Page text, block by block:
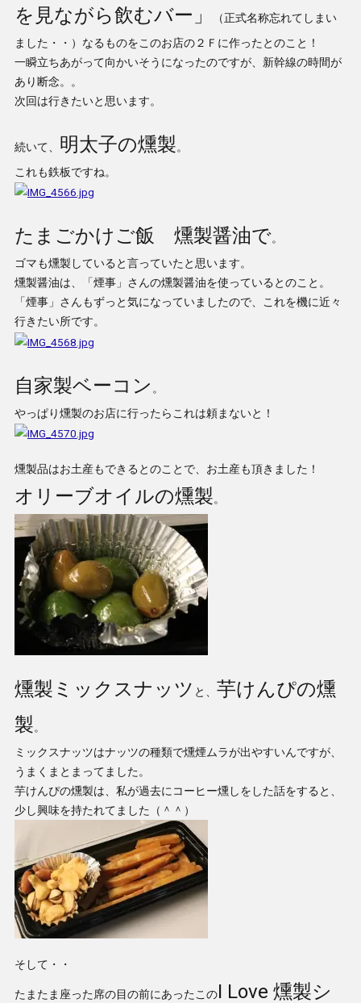
を見ながら飲むバー」
（正式名称忘れてしまい
ました・・）なるものをこのお店の２Ｆに作ったとのこと！
一瞬立ちあがって向かいそうになったのですが、新幹線の時間が
あり断念。。
次回は行きたいと思います。
続いて、 明太子の燻製。
これも鉄板ですね。
たまごかけご飯 燻製醤油で。
ゴマも燻製していると言っていたと思います。
燻製醤油は、「煙事」さんの燻製醤油を使っているとのこと。
「煙事」さんもずっと気になっていましたので、これを機に近々
行きたい所です。
自家製ベーコン 。
やっぱり燻製のお店に行ったらこれは頼まないと！
燻製品はお土産もできるとのことで、お土産も頂きました！
オリーブオイルの燻製。
燻製ミックスナッツ と、 芋けんぴの燻
製。
ミックスナッツはナッツの種類で燻煙ムラが出やすいんですが、
うまくまとまってました。
芋けんぴの燻製は、私が過去にコーヒー燻しをした話をすると、
少し興味を持たれてました（＾＾）
そして・・
たまたま座った席の目の前にあったこのI Love 燻製シ